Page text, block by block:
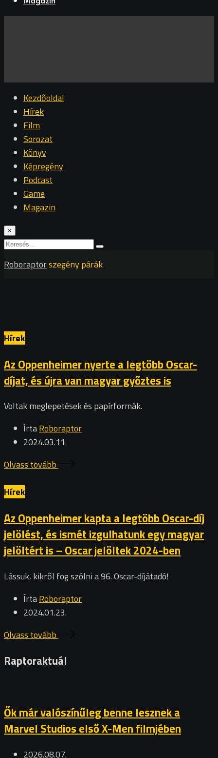
Kezdőoldal
Hírek
Film
Sorozat
Könyv
Képregény
Podcast
Game
Magazin
×
Roboraptorszegény párák
Hírek
Az Oppenheimer nyerte a legtöbb Oscar-
díjat, és újra van magyar győztes is
Voltak meglepetések és papírformák.
ÍrtaRoboraptor
2024.03.11.
Olvass tovább
Hírek
Az Oppenheimer kapta a legtöbb Oscar-díj
jelölést, és ismét izgulhatunk egy magyar
jelöltért is – Oscar jelöltek 2024-ben
Lássuk, kikről fog szólni a 96. Oscar-díjátadó!
ÍrtaRoboraptor
2024.01.23.
Olvass tovább
Raptoraktuál
Ők már valószínűleg benne lesznek a
Marvel Studios első X-Men filmjében
2026.08.07.